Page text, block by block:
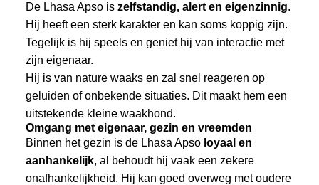
De Lhasa Apso is zelfstandig, alert en eigenzinnig.
Hij heeft een sterk karakter en kan soms koppig zijn.
Tegelijk is hij speels en geniet hij van interactie met
zijn eigenaar.
Hij is van nature waaks en zal snel reageren op
geluiden of onbekende situaties. Dit maakt hem een
uitstekende kleine waakhond.
Omgang met eigenaar, gezin en vreemden
Binnen het gezin is de Lhasa Apso loyaal en
aanhankelijk, al behoudt hij vaak een zekere
onafhankelijkheid. Hij kan goed overweg met oudere